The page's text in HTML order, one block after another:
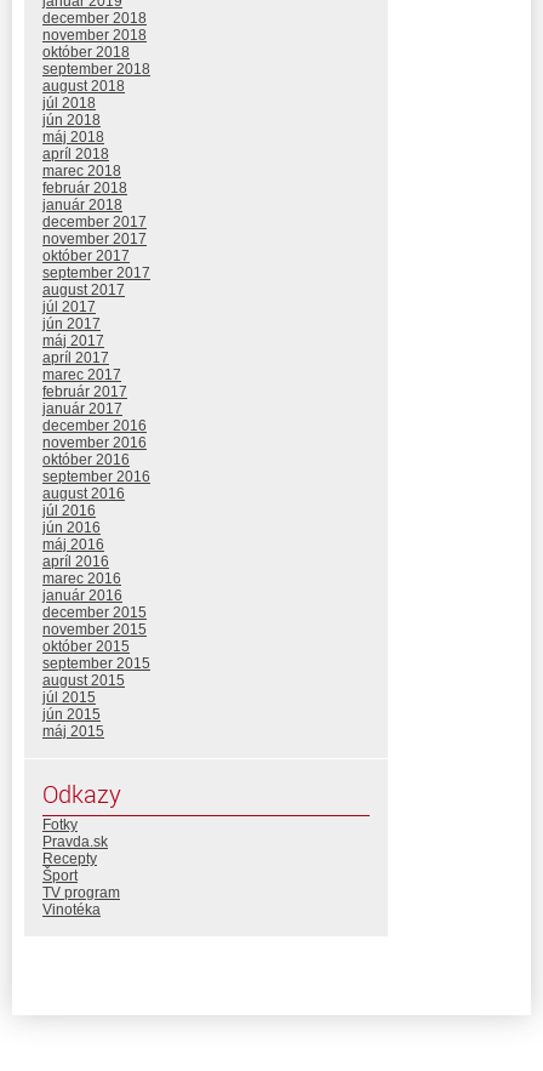
december 2018
november 2018
október 2018
september 2018
august 2018
júl 2018
jún 2018
máj 2018
apríl 2018
marec 2018
február 2018
január 2018
december 2017
november 2017
október 2017
september 2017
august 2017
júl 2017
jún 2017
máj 2017
apríl 2017
marec 2017
február 2017
január 2017
december 2016
november 2016
október 2016
september 2016
august 2016
júl 2016
jún 2016
máj 2016
apríl 2016
marec 2016
január 2016
december 2015
november 2015
október 2015
september 2015
august 2015
júl 2015
jún 2015
máj 2015
Odkazy
Fotky
Pravda.sk
Recepty
Šport
TV program
Vinotéka